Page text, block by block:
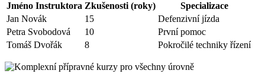
Jméno Instruktora Zkušenosti (roky)
Specializace
Jan Novák
15
Defenzivní jízda
Petra Svobodová
10
První pomoc
Tomáš Dvořák
8 Pokročilé techniky řízení